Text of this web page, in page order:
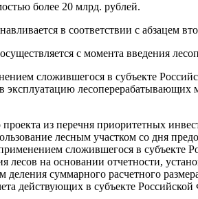
более 20 млрд. рублей.
в соответствии с абзацем
с момента введения
сложившегося в субъекте
эксплуатацию
из перечня приоритетных
лесным участком со дня
сложившегося в субъекте
лесов на основании отчетности,
деления суммарного расчетного
действующих в субъекте